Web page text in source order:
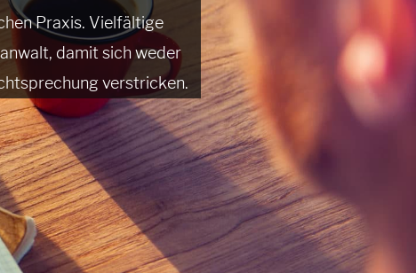
Praxis. Vielfältige
damit sich weder
verstricken.